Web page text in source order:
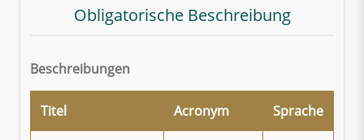
Obligatorische Beschreibung
Beschreibungen
Titel Acronym Sprache